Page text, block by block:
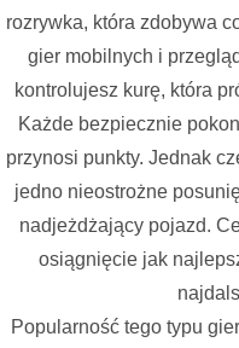
rozrywka, która zdobywa
gier mobilnych i
kontrolujesz kurę, która
Każde bezpiecznie
przynosi punkty. Jednak
jedno nieostrożne
nadjeżdżający pojazd.
osiągnięcie jak
Popularność tego typu